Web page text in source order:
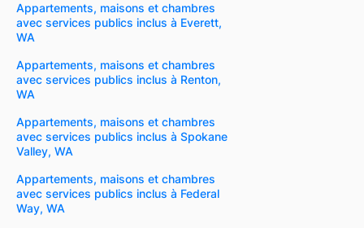
Appartements, maisons et chambres
avec services publics inclus à Everett,
WA
Appartements, maisons et chambres
avec services publics inclus à Renton,
WA
Appartements, maisons et chambres
avec services publics inclus à Spokane
Valley, WA
Appartements, maisons et chambres
avec services publics inclus à Federal
Way, WA